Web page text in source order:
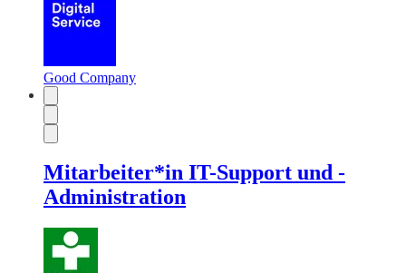
Good Company
Mitarbeiter*in IT-Support und -
Administration